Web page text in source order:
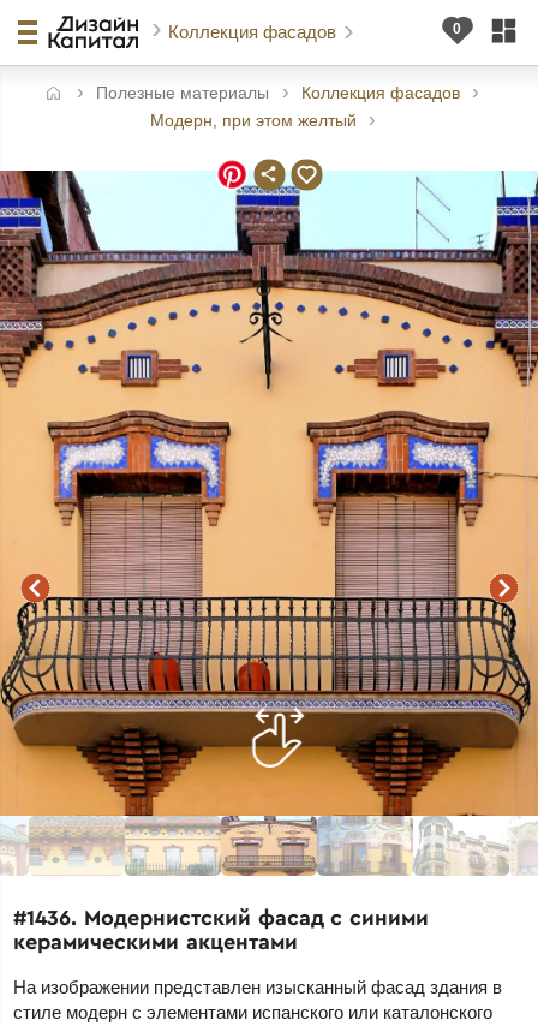
Коллекция фасадов
Полезные материалы
Коллекция фасадов
Модерн, при этом желтый
#1436. Модернистский фасад с синими
керамическими акцентами
На изображении представлен изысканный фасад здания в
стиле модерн с элементами испанского или каталонского